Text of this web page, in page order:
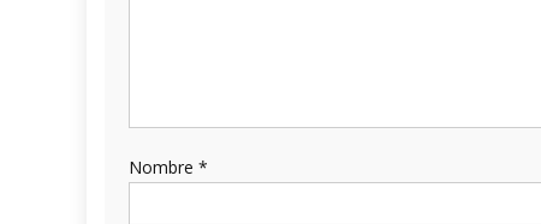
Nombre *